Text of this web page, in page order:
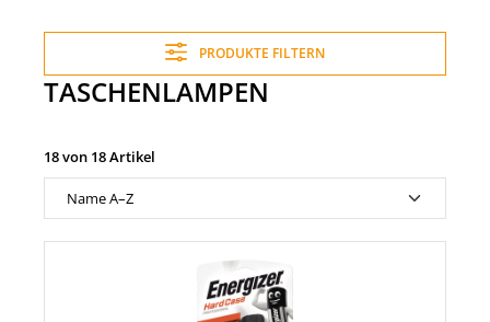
PRODUKTE FILTERN
TASCHENLAMPEN
18 von 18 Artikel